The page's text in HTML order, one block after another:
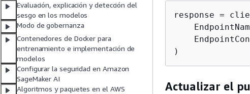
Evaluación, explicación y detección del
sesgo en los modelos
Modo de gobernanza
Contenedores de Docker para
entrenamiento e implementación de
modelos
Configurar la seguridad en Amazon
SageMaker AI
Algoritmos y paquetes en el AWS
response =
)
Actualizar el